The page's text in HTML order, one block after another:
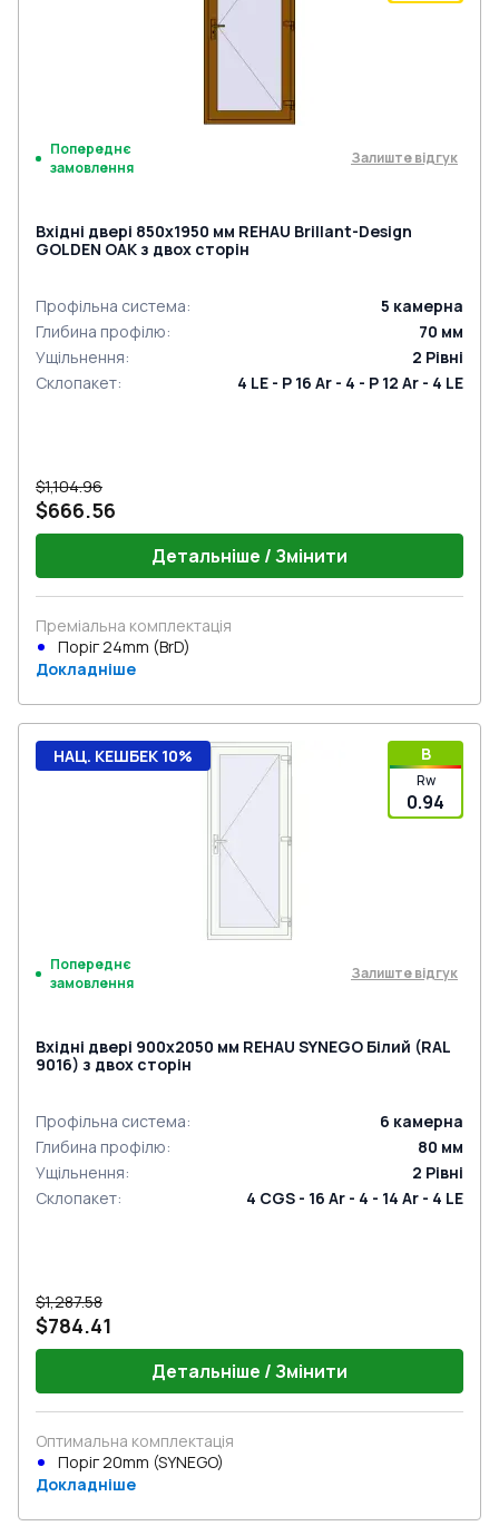
Попереднє
замовлення
Залиште відгук
Вхідні двері 850x1950 мм REHAU Brillant-Design
GOLDEN OAK з двох сторін
Профільна система: 5 камерна
Глибина профілю: 70 мм
Ущільнення: 2 Рівні
Склопакет: 4 LE - P 16 Ar - 4 - P 12 Ar - 4 LE
$1,104.96
$666.56
Детальніше / Змінити
Преміальна комплектація
Поріг 24mm (BrD)
Докладніше
B
Rw
0.94
НАЦ. КЕШБЕК 10%
Попереднє
замовлення
Залиште відгук
Вхідні двері 900x2050 мм REHAU SYNEGO Білий (RAL
9016) з двох сторін
Профільна система: 6 камерна
Глибина профілю: 80 мм
Ущільнення: 2 Рівні
Склопакет: 4 CGS - 16 Ar - 4 - 14 Ar - 4 LE
$1,287.58
$784.41
Детальніше / Змінити
Оптимальна комплектація
Поріг 20mm (SYNEGO)
Докладніше